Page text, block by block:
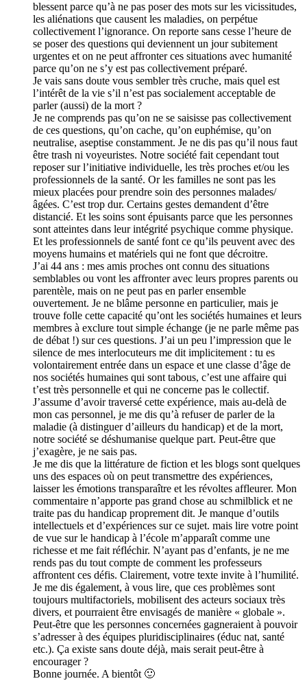
blessent parce qu’à ne pas poser des mots sur les vicissitudes,
les aliénations que causent les maladies, on perpétue
collectivement l’ignorance. On reporte sans cesse l’heure de
se poser des questions qui deviennent un jour subitement
urgentes et on ne peut affronter ces situations avec humanité
parce qu’on ne s’y est pas collectivement préparé.
Je vais sans doute vous sembler très cruche, mais quel est
l’intérêt de la vie s’il n’est pas socialement acceptable de
parler (aussi) de la mort ?
Je ne comprends pas qu’on ne se saisisse pas collectivement
de ces questions, qu’on cache, qu’on euphémise, qu’on
neutralise, aseptise constamment. Je ne dis pas qu’il nous faut
être trash ni voyeuristes. Notre société fait cependant tout
reposer sur l’initiative individuelle, les très proches et/ou les
professionnels de la santé. Or les familles ne sont pas les
mieux placées pour prendre soin des personnes malades/
âgées. C’est trop dur. Certains gestes demandent d’être
distancié. Et les soins sont épuisants parce que les personnes
sont atteintes dans leur intégrité psychique comme physique.
Et les professionnels de santé font ce qu’ils peuvent avec des
moyens humains et matériels qui ne font que décroitre.
J’ai 44 ans : mes amis proches ont connu des situations
semblables ou vont les affronter avec leurs propres parents ou
parentèle, mais on ne peut pas en parler ensemble
ouvertement. Je ne blâme personne en particulier, mais je
trouve folle cette capacité qu’ont les sociétés humaines et leurs
membres à exclure tout simple échange (je ne parle même pas
de débat !) sur ces questions. J’ai un peu l’impression que le
silence de mes interlocuteurs me dit implicitement : tu es
volontairement entrée dans un espace et une classe d’âge de
nos sociétés humaines qui sont tabous, c’est une affaire qui
t’est très personnelle et qui ne concerne pas le collectif.
J’assume d’avoir traversé cette expérience, mais au-delà de
mon cas personnel, je me dis qu’à refuser de parler de la
maladie (à distinguer d’ailleurs du handicap) et de la mort,
notre société se déshumanise quelque part. Peut-être que
j’exagère, je ne sais pas.
Je me dis que la littérature de fiction et les blogs sont quelques
uns des espaces où on peut transmettre des expériences,
laisser les émotions transparaître et les révoltes affleurer. Mon
commentaire n’apporte pas grand chose au schmilblick et ne
traite pas du handicap proprement dit. Je manque d’outils
intellectuels et d’expériences sur ce sujet. mais lire votre point
de vue sur le handicap à l’école m’apparaît comme une
richesse et me fait réfléchir. N’ayant pas d’enfants, je ne me
rends pas du tout compte de comment les professeurs
affrontent ces défis. Clairement, votre texte invite à l’humilité.
Je me dis également, à vous lire, que ces problèmes sont
toujours multifactoriels, mobilisent des acteurs sociaux très
divers, et pourraient être envisagés de manière « globale ».
Peut-être que les personnes concernées gagneraient à pouvoir
s’adresser à des équipes pluridisciplinaires (éduc nat, santé
etc.). Ça existe sans doute déjà, mais serait peut-être à
encourager ?
Bonne journée. A bientôt 🙂